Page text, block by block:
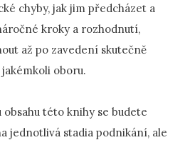
chyby, jak jim předcházet a
kroky a rozhodnutí,
až po zavedení skutečně
oboru.
této knihy se budete
jednotlivá stadia podnikání, ale